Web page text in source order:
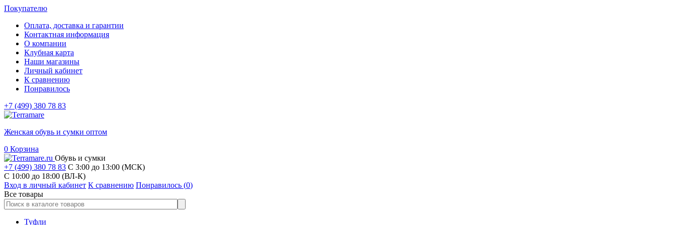
Покупателю
Оплата, доставка и гарантии
Контактная информация
О компании
Клубная карта
Наши магазины
Личный кабинет
К сравнению
Понравилось
+7 (499) 380 78 83
Женская обувь и сумки оптом
0 Корзина
Обувь и сумки
+7 (499) 380 78 83 С 3:00 до 13:00 (МСК)
C 10:00 до 18:00 (ВЛ-К)
Вход в личный кабинет К сравнению Понравилось (0)
Все товары
Туфли